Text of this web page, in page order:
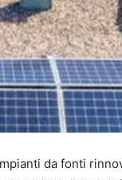
da fonti